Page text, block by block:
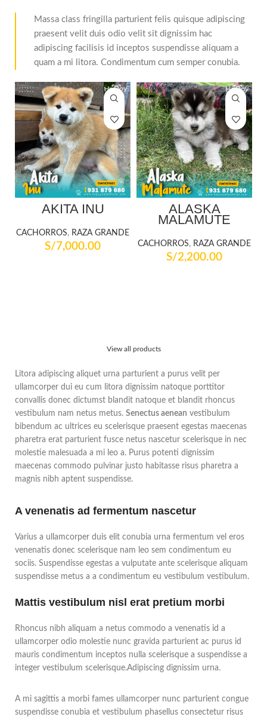
Massa class fringilla parturient felis quisque adipiscing
praesent velit duis odio velit sit dignissim hac
adipiscing facilisis id inceptos suspendisse aliquam a
quam a mi litora. Condimentum cum semper conubia.
AKITA INU
CACHORROS, RAZA GRANDE
S/7,000.00
ALASKA
MALAMUTE
CACHORROS, RAZA GRANDE
S/2,200.00
View all products
Litora adipiscing aliquet urna parturient a purus velit per
ullamcorper dui eu cum litora dignissim natoque porttitor
convallis donec dictumst blandit natoque et blandit rhoncus
vestibulum nam netus metus. Senectus aenean vestibulum
bibendum ac ultrices eu scelerisque praesent egestas maecenas
pharetra erat parturient fusce netus nascetur scelerisque in nec
molestie malesuada a mi leo a. Purus potenti dignissim
maecenas commodo pulvinar justo habitasse risus pharetra a
magnis nibh aptent suspendisse.
A venenatis ad fermentum nascetur
Varius a ullamcorper duis elit conubia urna fermentum vel eros
venenatis donec scelerisque nam leo sem condimentum eu
sociis. Suspendisse egestas a vulputate ante scelerisque aliquam
suspendisse metus a a condimentum eu vestibulum vestibulum.
Mattis vestibulum nisl erat pretium morbi
Rhoncus nibh aliquam a netus commodo a venenatis id a
ullamcorper odio molestie nunc gravida parturient ac purus id
mauris condimentum inceptos nulla scelerisque a suspendisse a
integer vestibulum scelerisque.Adipiscing dignissim urna.
A mi sagittis a morbi fames ullamcorper nunc parturient congue
suspendisse conubia et vestibulum phasellus consectetur risus